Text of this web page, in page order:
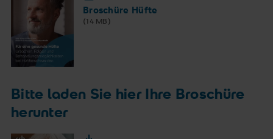
Beinachsen
Infektionen an Knochen und Gelenken
Entzündliche Gelenkerkrankungen
Knochennekrose (Durchblutungsstörungen des
Broschüre Hüfte
(14 MB)
Bitte laden Sie hier Ihre Broschüre
herunter